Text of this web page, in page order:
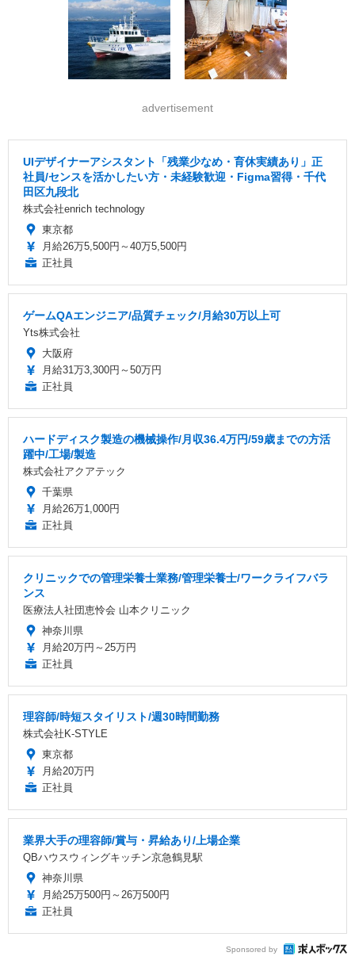
advertisement
UIデザイナーアシスタント「残業少なめ・育休実績あり」正
社員/センスを活かしたい方・未経験歓迎・Figma習得・千代
田区九段北
株式会社enrich technology
東京都
月給26万5,500円～40万5,500円
正社員
ゲームQAエンジニア/品質チェック/月給30万以上可
Yts株式会社
大阪府
月給31万3,300円～50万円
正社員
ハードディスク製造の機械操作/月収36.4万円/59歳までの方活
躍中/工場/製造
株式会社アクアテック
千葉県
月給26万1,000円
正社員
クリニックでの管理栄養士業務/管理栄養士/ワークライフバラ
ンス
医療法人社団恵怜会 山本クリニック
神奈川県
月給20万円～25万円
正社員
理容師/時短スタイリスト/週30時間勤務
株式会社K-STYLE
東京都
月給20万円
正社員
業界大手の理容師/賞与・昇給あり/上場企業
QBハウスウィングキッチン京急鶴見駅
神奈川県
月給25万500円～26万500円
正社員
Sponsored by